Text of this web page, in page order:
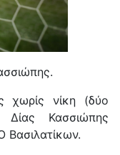
χωρίς νίκη (δύο
Κασσιώπης
Βασιλατίκων.